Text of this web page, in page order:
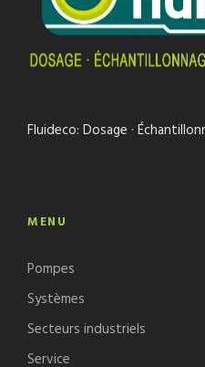
Fluideco: Dosage ·
MENU
Pompes
Systèmes
Secteurs industriels
Service